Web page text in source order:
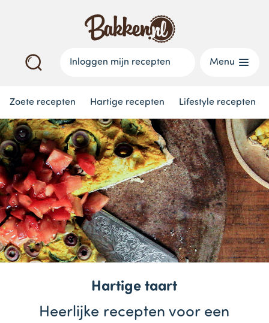
Inloggen mijn recepten Menu
Zoete recepten Hartige recepten Lifestyle recepten
Hartige taart
Heerlijke recepten voor een